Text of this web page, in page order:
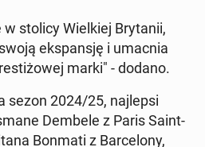
stolicy Wielkiej Bry­tanii,
ekspan­sję i umacnia
marki" - dodano.
sezon 2024/25, na­jlep­si
Dembele z Paris Saint-
Bonmati z Barcelony,